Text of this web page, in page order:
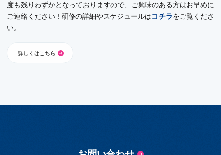
度も残りわずかとなっておりますので、ご興味のある方はお早めに
ご連絡ください ! 研修の詳細やスケジュールはコチラをご覧くださ
い。
詳しくはこちら